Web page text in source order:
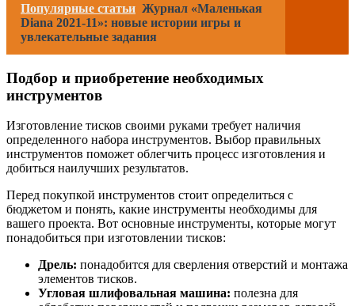
Популярные статьи Журнал «Маленькая
Diana 2021-11»: новые истории игры и
увлекательные задания
Подбор и приобретение необходимых
инструментов
Изготовление тисков своими руками требует наличия
определенного набора инструментов. Выбор правильных
инструментов поможет облегчить процесс изготовления и
добиться наилучших результатов.
Перед покупкой инструментов стоит определиться с
бюджетом и понять, какие инструменты необходимы для
вашего проекта. Вот основные инструменты, которые могут
понадобиться при изготовлении тисков:
Дрель: понадобится для сверления отверстий и монтажа
элементов тисков.
Угловая шлифовальная машина: полезна для